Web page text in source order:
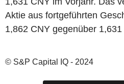
Aktie aus fortgeführten
1,862 CNY gegenüber
© S&P Capital IQ - 2024